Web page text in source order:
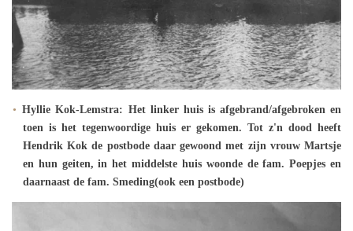
Hyllie Kok-Lemstra: Het linker huis is afgebrand/afgebroken en
toen is het tegenwoordige huis er gekomen. Tot z'n dood heeft
Hendrik Kok de postbode daar gewoond met zijn vrouw Martsje
en hun geiten, in het middelste huis woonde de fam. Poepjes en
daarnaast de fam. Smeding(ook een postbode)